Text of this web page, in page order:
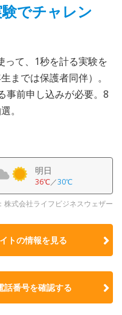
でチャレン
って、1秒を計る実験を
までは保護者同伴）。
事前申し込みが必要。8
。
明日
36℃／30℃
株式会社ライフビジネスウェザー
トの情報を見る
話番号を確認する